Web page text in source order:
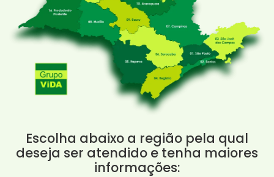
Escolha abaixo a região pela qual
deseja ser atendido e tenha maiores
informações: